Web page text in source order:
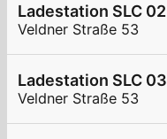
Ladestation SLC 02
Veldner Straße 53
Ladestation SLC 03
Veldner Straße 53